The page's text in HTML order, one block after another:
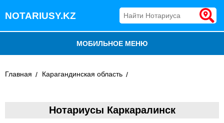
NOTARIUSY.KZ
МОБИЛЬНОЕ МЕНЮ
НОТАРИУСЫ КАЗАХСТАНА
Главная Карагандинская область
Нотариусы Каркаралинск